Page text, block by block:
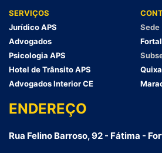
SERVIÇOS
Jurídico APS
Advogados
Psicologia APS
Hotel de Trânsito APS
Advogados Interior CE
Sede
ENDEREÇO
Rua Felino Barroso, 92 - Fátima -